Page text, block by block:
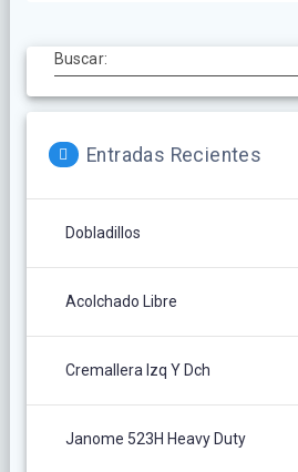
Buscar:
Entradas Recientes
Dobladillos
Acolchado Libre
Cremallera Izq Y Dch
Janome 523H Heavy Duty